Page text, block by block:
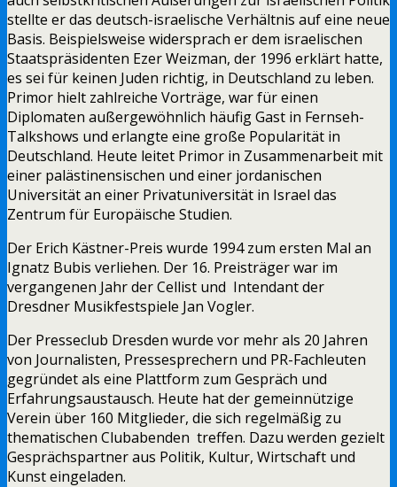
stellte er das deutsch-israelische Verhältnis auf eine neue
Basis. Beispielsweise widersprach er dem israelischen
Staatspräsidenten Ezer Weizman, der 1996 erklärt hatte,
es sei für keinen Juden richtig, in Deutschland zu leben.
Primor hielt zahlreiche Vorträge, war für einen
Diplomaten außergewöhnlich häufig Gast in Fernseh-
Talkshows und erlangte eine große Popularität in
Deutschland. Heute leitet Primor in Zusammenarbeit mit
einer palästinensischen und einer jordanischen
Universität an einer Privatuniversität in Israel das
Zentrum für Europäische Studien.
Der Erich Kästner-Preis wurde 1994 zum ersten Mal an
Ignatz Bubis verliehen. Der 16. Preisträger war im
vergangenen Jahr der Cellist und Intendant der
Dresdner Musikfestspiele Jan Vogler.
Der Presseclub Dresden wurde vor mehr als 20 Jahren
von Journalisten, Pressesprechern und PR-Fachleuten
gegründet als eine Plattform zum Gespräch und
Erfahrungsaustausch. Heute hat der gemeinnützige
Verein über 160 Mitglieder, die sich regelmäßig zu
thematischen Clubabenden treffen. Dazu werden gezielt
Gesprächspartner aus Politik, Kultur, Wirtschaft und
Kunst eingeladen.